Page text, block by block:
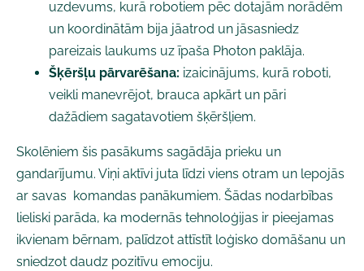
uzdevums, kurā robotiem pēc dotajām norādēm
un koordinātām bija jāatrod un jāsasniedz
pareizais laukums uz īpaša Photon paklāja.
Šķēršļu pārvarēšana: izaicinājums, kurā roboti,
veikli manevrējot, brauca apkārt un pāri
dažādiem sagatavotiem šķēršļiem.
Skolēniem šis pasākums sagādāja prieku un
gandarījumu. Viņi aktīvi juta līdzi viens otram un lepojās
ar savas komandas panākumiem. Šādas nodarbības
lieliski parāda, ka modernās tehnoloģijas ir pieejamas
ikvienam bērnam, palīdzot attīstīt loģisko domāšanu un
sniedzot daudz pozitīvu emociju.